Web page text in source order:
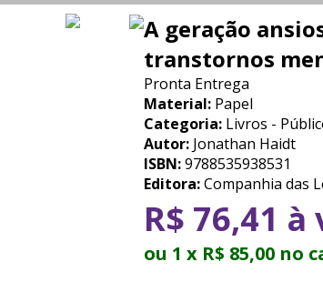
A geração
transtornos
Pronta Entrega
Material: Papel
Categoria: Livros -
Autor: Jonathan Haidt
ISBN:9788535938531
Editora:Companhia das
R$ 76,41 à
ou 1 x R$ 85,00 no